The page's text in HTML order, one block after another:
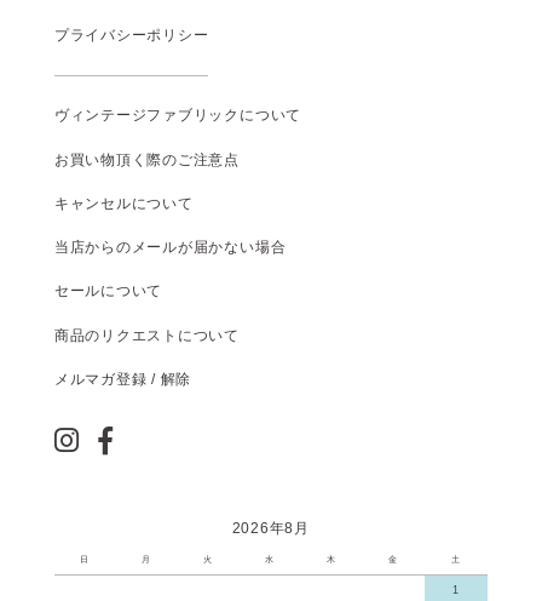
プライバシーポリシー
ヴィンテージファブリックについて
お買い物頂く際のご注意点
キャンセルについて
当店からのメールが届かない場合
セールについて
商品のリクエストについて
メルマガ登録 / 解除
2026年8月
日 月 火 水 木 金 土
1